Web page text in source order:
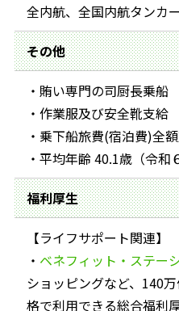
全内航、全国内航タンカ
その他
・賄い専門の司厨長乗船
・作業服及び安全靴支給
・乗下船旅費(宿泊費)全
・平均年齢 40.1歳（令和
福利厚生
【ライフサポート関連】
・ ベネフィット・ステー
ショッピングなど、140
格で利用できる総合福利